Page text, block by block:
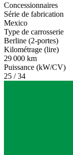
Concessionnaires
Série de fabrication
Mexico
Type de carrosserie
Berline (2-portes)
Kilométrage (lire)
29 000 km
Puissance (kW/CV)
25 / 34